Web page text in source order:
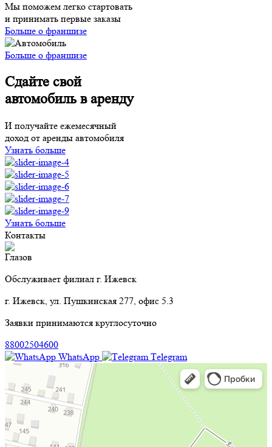
Мы поможем легко стартовать
и принимать первые заказы
Больше о франшизе
Больше о франшизе
Сдайте свой
автомобиль в аренду
И получайте ежемесячный
доход от аренды автомобиля
Узнать больше
Узнать больше
Контакты
Глазов
Обслуживает филиал г. Ижевск
г. Ижевск, ул. Пушкинская 277, офис 5.3
Заявки принимаются круглосуточно
88002504600
WhatsApp
Тelegram